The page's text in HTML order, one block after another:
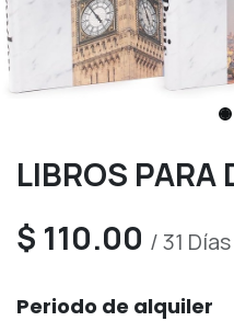
LIBROS PARA
$ 110.00 /31 Días
Periodo de alquiler